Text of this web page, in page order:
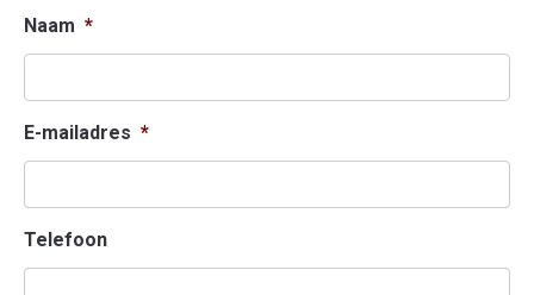
Naam *
E-mailadres *
Telefoon